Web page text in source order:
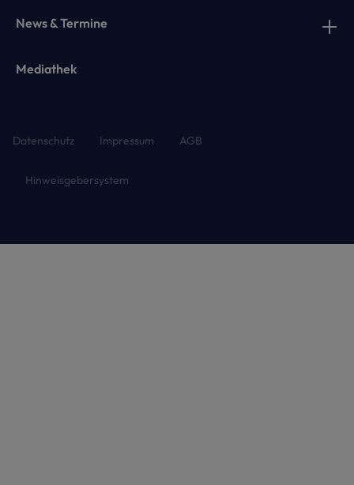
News & Termine
Mediathek
Datenschutz Impressum AGB
Hinweisgebersystem